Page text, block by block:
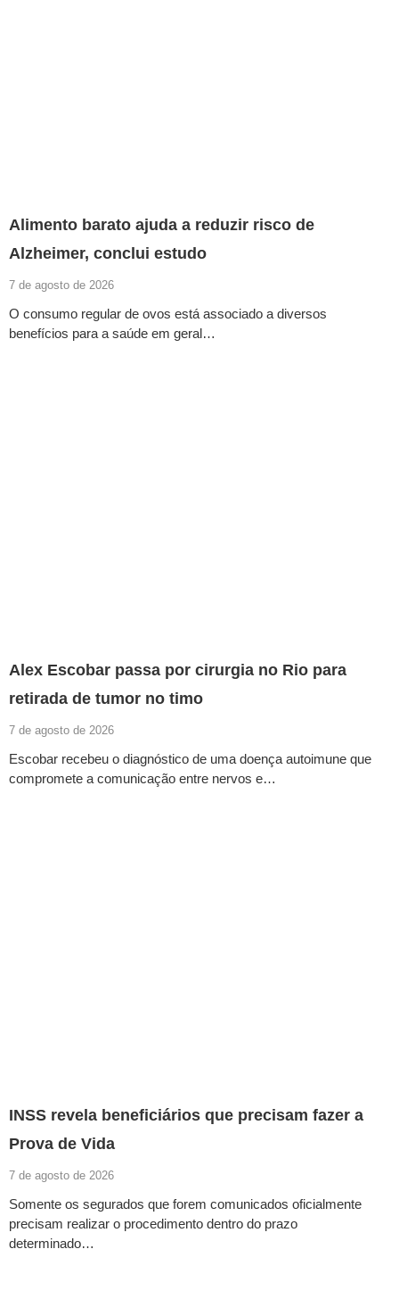
Alimento barato ajuda a reduzir risco de
Alzheimer, conclui estudo
7 de agosto de 2026
O consumo regular de ovos está associado a diversos
benefícios para a saúde em geral…
Alex Escobar passa por cirurgia no Rio para
retirada de tumor no timo
7 de agosto de 2026
Escobar recebeu o diagnóstico de uma doença autoimune que
compromete a comunicação entre nervos e…
INSS revela beneficiários que precisam fazer a
Prova de Vida
7 de agosto de 2026
Somente os segurados que forem comunicados oficialmente
precisam realizar o procedimento dentro do prazo
determinado…